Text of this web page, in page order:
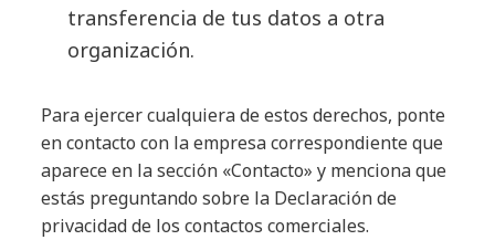
transferencia de tus datos a otra
organización.
Para ejercer cualquiera de estos derechos, ponte
en contacto con la empresa correspondiente que
aparece en la sección «Contacto» y menciona que
estás preguntando sobre la Declaración de
privacidad de los contactos comerciales.